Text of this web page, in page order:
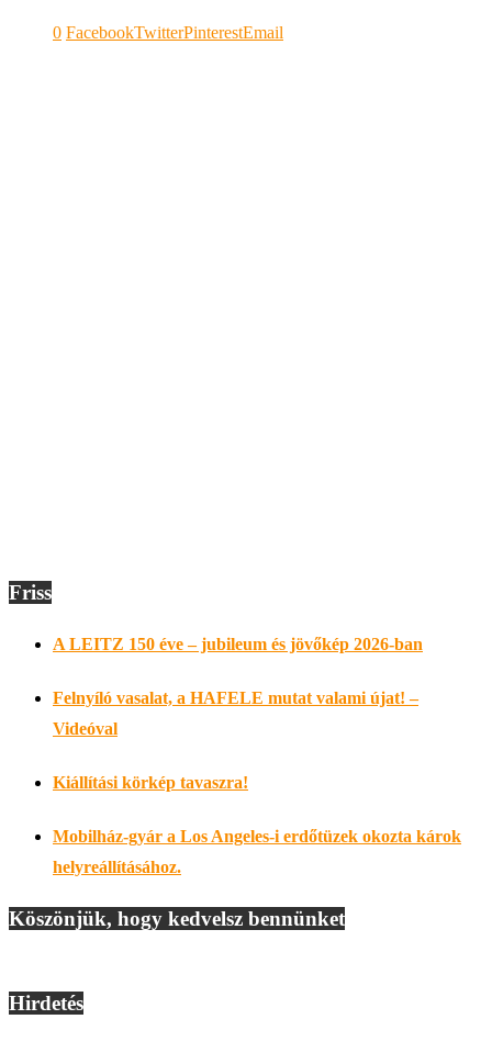
0 FacebookTwitterPinterestEmail
Friss
A LEITZ 150 éve – jubileum és jövőkép 2026-ban
Felnyíló vasalat, a HAFELE mutat valami újat! –
Videóval
Kiállítási körkép tavaszra!
Mobilház-gyár a Los Angeles-i erdőtüzek okozta károk
helyreállításához.
Köszönjük, hogy kedvelsz bennünket
Hirdetés